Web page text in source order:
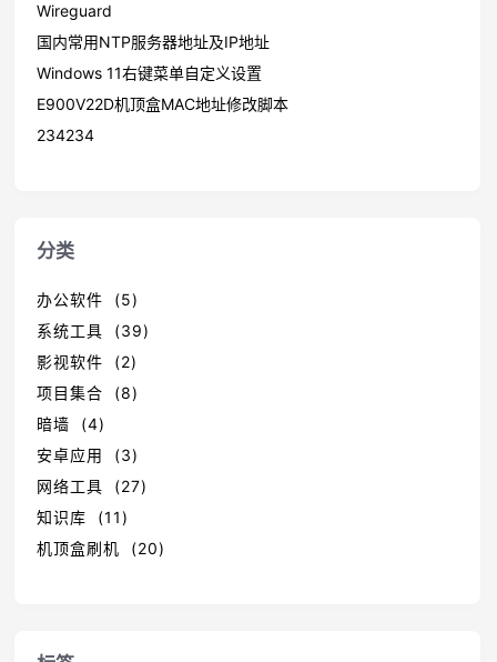
Wireguard
国内常用NTP服务器地址及IP地址
Windows 11右键菜单自定义设置
E900V22D机顶盒MAC地址修改脚本
234234
分类
办公软件 (5)
系统工具 (39)
影视软件 (2)
项目集合 (8)
暗墙 (4)
安卓应用 (3)
网络工具 (27)
知识库 (11)
机顶盒刷机 (20)